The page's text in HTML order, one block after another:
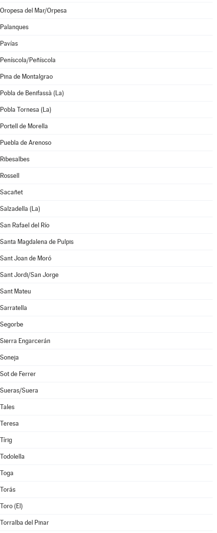
Oropesa del Mar/Orpesa
Palanques
Pavías
Peníscola/Peñíscola
Pina de Montalgrao
Pobla de Benifassà (La)
Pobla Tornesa (La)
Portell de Morella
Puebla de Arenoso
Ribesalbes
Rossell
Sacañet
Salzadella (La)
San Rafael del Río
Santa Magdalena de Pulpis
Sant Joan de Moró
Sant Jordi/San Jorge
Sant Mateu
Sarratella
Segorbe
Sierra Engarcerán
Soneja
Sot de Ferrer
Sueras/Suera
Tales
Teresa
Tírig
Todolella
Toga
Torás
Toro (El)
Torralba del Pinar